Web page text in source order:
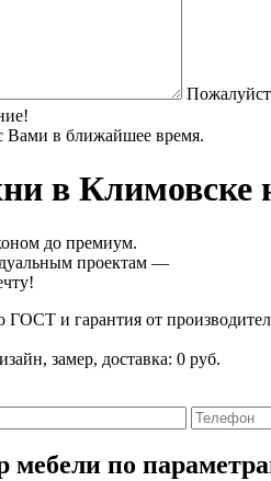
Вами в ближайшее время.
в Климовске
до премиум.
проектам —
ГОСТ и гарантия от
замер, доставка: 0 руб.
мебели по